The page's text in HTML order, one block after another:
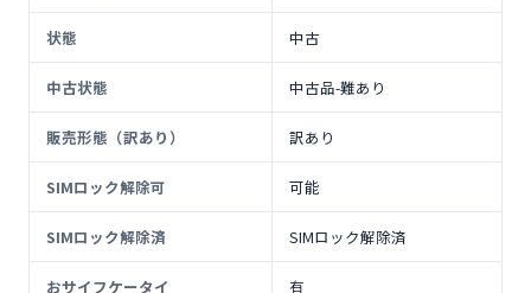
状態 中古
中古状態 中古品-難あり
販売形態（訳あり） 訳あり
SIMロック解除可 可能
SIMロック解除済 SIMロック解除済
おサイフケータイ 有